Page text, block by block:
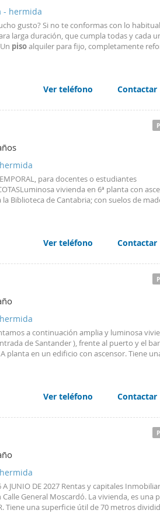
- hermida
gusto? Si no te conformas con lo
larga duración, que cumpla todas y cada
pisoalquiler para fijo, completamente
dan
Ver teléfono Contactar
para docentes o estudiantes
vivienda en 6ª planta con
Biblioteca de Cantabria; con suelos de
4, 14 y 24), con todos los servicios al
Centro de Salud); a un paso de la bahía, del
y Autobús. Aparcamientos en la zona.
alquila totalmente amueblada y equipada,
necesarios.
Ver teléfono Contactar
a continuación amplia y luminosa
de Santander ), frente al puerto y el
planta en un edificio con ascensor. Tiene
y el tercero con cama
Ver teléfono Contactar
A JUNIO DE 2027 Rentas y capitales
General Moscardó. La vivienda, es una
Tiene una superficie útil de 70 metros